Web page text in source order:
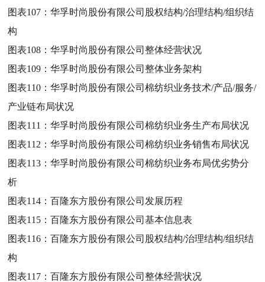
图表107：华孚时尚股份有限公司股权结构/治理结构/组织结
构
图表108：华孚时尚股份有限公司整体经营状况
图表109：华孚时尚股份有限公司整体业务架构
图表110：华孚时尚股份有限公司棉纺织业务技术/产品/服务/
产业链布局状况
图表111：华孚时尚股份有限公司棉纺织业务生产布局状况
图表112：华孚时尚股份有限公司棉纺织业务销售布局状况
图表113：华孚时尚股份有限公司棉纺织业务布局优劣势分
析
图表114：百隆东方股份有限公司发展历程
图表115：百隆东方股份有限公司基本信息表
图表116：百隆东方股份有限公司股权结构/治理结构/组织结
构
图表117：百隆东方股份有限公司整体经营状况